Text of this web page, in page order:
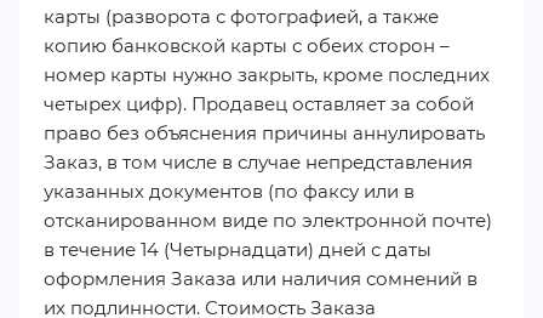
карты (разворота с фотографией, а также
копию банковской карты с обеих сторон –
номер карты нужно закрыть, кроме последних
четырех цифр). Продавец оставляет за собой
право без объяснения причины аннулировать
Заказ, в том числе в случае непредставления
указанных документов (по факсу или в
отсканированном виде по электронной почте)
в течение 14 (Четырнадцати) дней с даты
оформления Заказа или наличия сомнений в
их подлинности. Стоимость Заказа